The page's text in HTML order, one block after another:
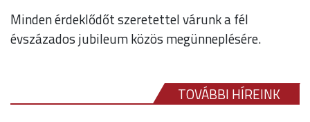
Minden érdeklődőt szeretettel várunk a fél
évszázados jubileum közös megünneplésére.
TOVÁBBI HÍREINK